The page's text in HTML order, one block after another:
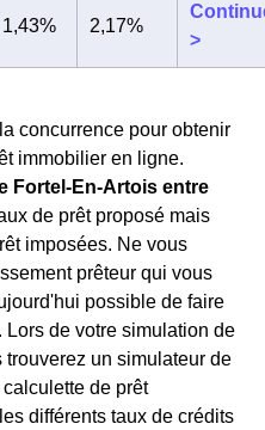
1,43% 2,17%
>
concurrence pour obtenir
immobilier en ligne.
Fortel-En-Artois entre
de prêt proposé mais
imposées. Ne vous
prêteur qui vous
possible de faire
de votre simulation de
un simulateur de
de prêt
différents taux de crédits